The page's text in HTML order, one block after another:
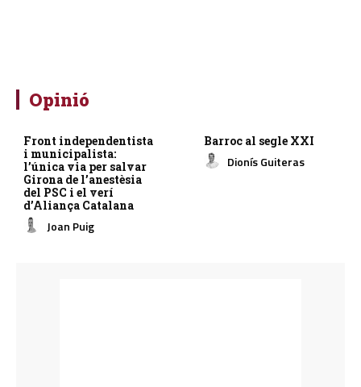
Opinió
Front independentista
i municipalista:
l’única via per salvar
Girona de l’anestèsia
del PSC i el verí
d’Aliança Catalana
Joan Puig
Barroc al segle XXI
Dionís Guiteras